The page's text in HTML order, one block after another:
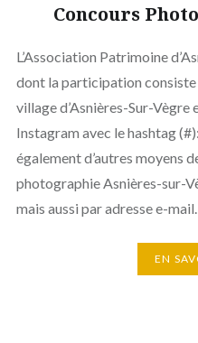
Concours
L’Association Patrimoine
dont la participation consiste
village d’Asnières-Sur-
Instagram avec le hashtag
également d’autres moyens
photographie Asnières-sur-
mais aussi par adresse e-
EN